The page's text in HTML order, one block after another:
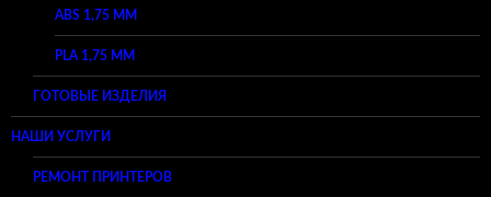
ABS 1,75 ММ
PLA 1,75 ММ
ГОТОВЫЕ ИЗДЕЛИЯ
НАШИ УСЛУГИ
РЕМОНТ ПРИНТЕРОВ